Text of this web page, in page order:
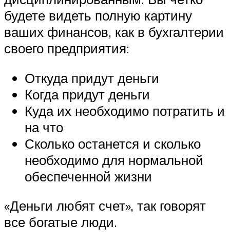
будете видеть полную картину
ваших финансов, как в бухгалтерии
своего предприятия:
Откуда придут деньги
Когда придут деньги
Куда их необходимо потратить и
на что
Сколько останется и сколько
необходимо для нормальной
обеспеченной жизни
«Деньги любят счет», так говорят
все богатые люди.